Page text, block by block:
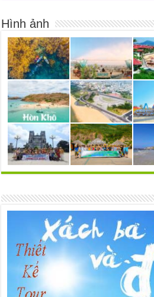
Hình ảnh